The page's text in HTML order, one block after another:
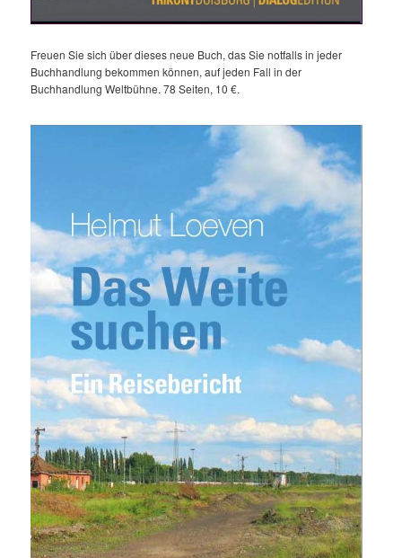
Freuen Sie sich über dieses neue Buch, das Sie notfalls in jeder
Buchhandlung bekommen können, auf jeden Fall in der
Buchhandlung Weltbühne. 78 Seiten, 10 €.